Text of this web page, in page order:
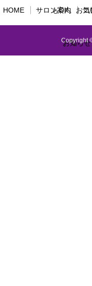
もOK。お気
HOME サロン案内 コ
お知らせ
Copyright